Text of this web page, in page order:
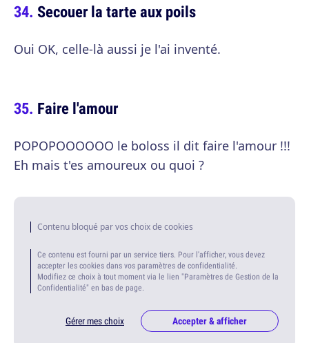
Secouer la tarte aux poils
Oui OK, celle-là aussi je l'ai inventé.
Faire l'amour
POPOPOOOOOO le boloss il dit faire l'amour !!!
Eh mais t'es amoureux ou quoi ?
Contenu bloqué par vos choix de cookies
Ce contenu est fourni par un service tiers. Pour l'afficher, vous devez
accepter les cookies dans vos paramètres de confidentialité.
Modifiez ce choix à tout moment via le lien "Paramètres de Gestion de la
Confidentialité" en bas de page.
Gérer mes choix Accepter & afficher